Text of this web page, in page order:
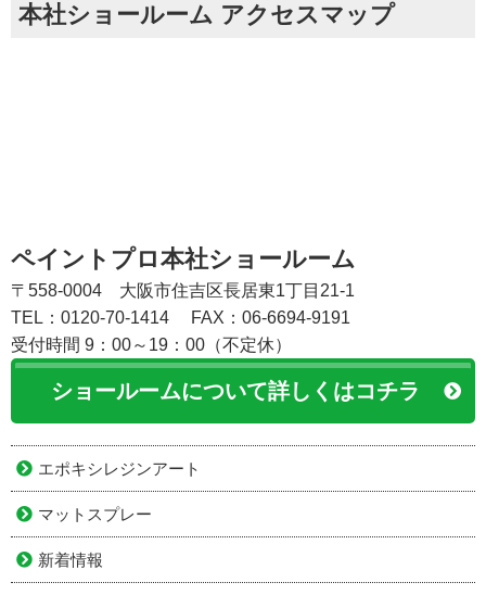
本社ショールーム アクセスマップ
ペイントプロ本社ショールーム
〒558-0004 大阪市住吉区長居東1丁目21-1
TEL：0120-70-1414
FAX：06-6694-9191
受付時間 9：00～19：00（不定休）
ショールームについて詳しくはコチラ
エポキシレジンアート
マットスプレー
新着情報